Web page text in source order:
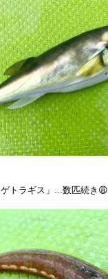
トラギス」...数匹続き😩